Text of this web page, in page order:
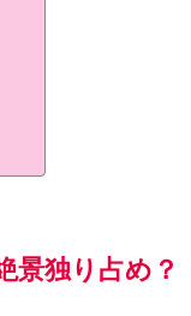
景独り占め？